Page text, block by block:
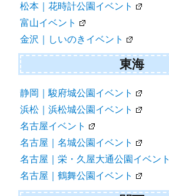
松本｜花時計公園イベント
富山イベント
金沢｜しいのきイベント
東海
静岡｜駿府城公園イベント
浜松｜浜松城公園イベント
名古屋イベント
名古屋｜名城公園イベント
名古屋｜栄・久屋大通公園イベント
名古屋｜鶴舞公園イベント